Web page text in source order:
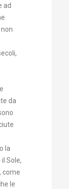
ad
da
la
Sole,
come
le